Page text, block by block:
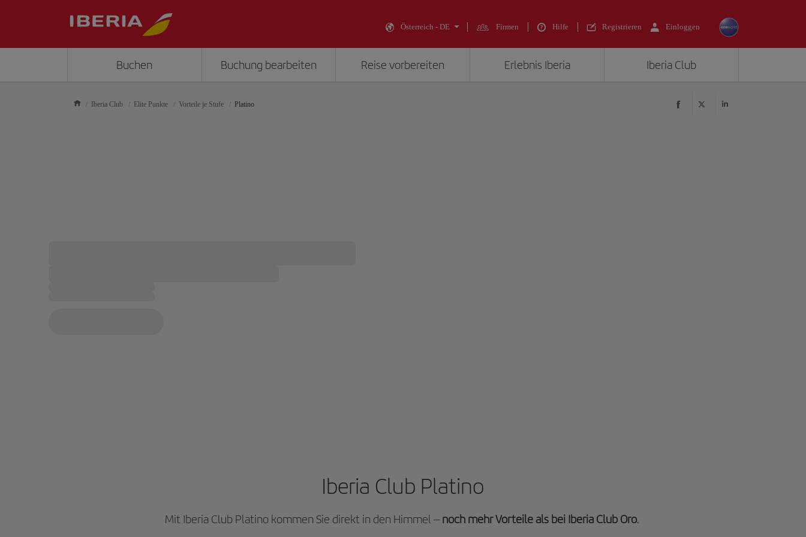
Österreich - DE Firmen Hilfe Registrieren Einloggen
Buchen Buchung bearbeiten Reise vorbereiten Erlebnis Iberia Iberia Club
Iberia Club Elite Punkte Vorteile je Stufe Platino
Iberia Club Platino
Mit Iberia Club Platino kommen Sie direkt in den Himmel –noch mehr Vorteile als bei Iberia Club Oro.